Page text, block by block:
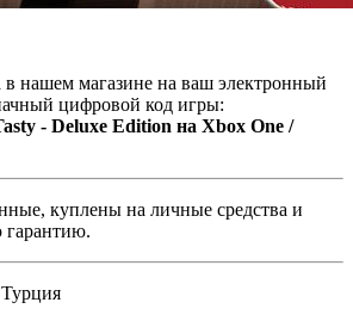
в нашем магазине на ваш электронный
цифровой код игры:
- Deluxe Edition на Xbox One /
куплены на личные средства и
Турция